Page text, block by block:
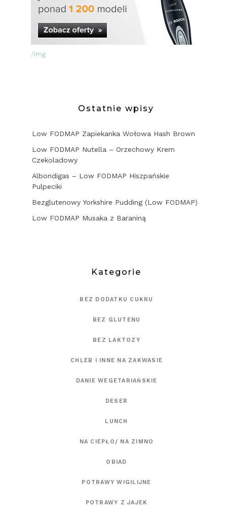
/img
Ostatnie wpisy
Low FODMAP Zapiekanka Wołowa Hash Brown
Low FODMAP Nutella – Orzechowy Krem
Czekoladowy
Albondigas – Low FODMAP Hiszpańskie
Pulpeciki
Bezglutenowy Yorkshire Pudding (Low FODMAP)
Low FODMAP Musaka z Baraniną
Kategorie
BEZ DODATKU CUKRU
BEZ GLUTENU
BEZ LAKTOZY
CHLEB I INNE NA ZAKWASIE
DANIE WEGETARIAŃSKIE
DESER
LUNCH
NA CIEPŁO/ NA ZIMNO
OBIAD
POTRAWY WIGILIJNE
POTRAWY Z JAJEK